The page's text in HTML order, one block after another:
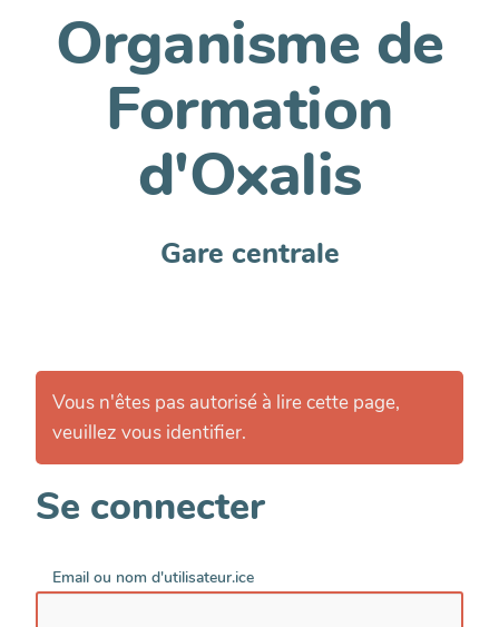
Organisme de
Formation
d'Oxalis
Gare centrale
Vous n'êtes pas autorisé à lire cette page,
veuillez vous identifier.
Se connecter
Email ou nom d'utilisateur.ice